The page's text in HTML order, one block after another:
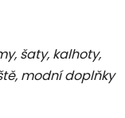
šaty, kalhoty,
modní doplňky